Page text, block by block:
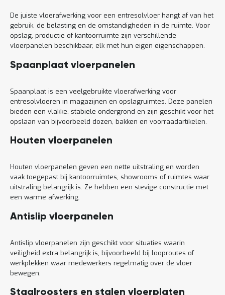
De juiste vloerafwerking voor een entresolvloer hangt af van het
gebruik, de belasting en de omstandigheden in de ruimte. Voor
opslag, productie of kantoorruimte zijn verschillende
vloerpanelen beschikbaar, elk met hun eigen eigenschappen.
Spaanplaat vloerpanelen
Spaanplaat is een veelgebruikte vloerafwerking voor
entresolvloeren in magazijnen en opslagruimtes. Deze panelen
bieden een vlakke, stabiele ondergrond en zijn geschikt voor het
opslaan van bijvoorbeeld dozen, bakken en voorraadartikelen.
Houten vloerpanelen
Houten vloerpanelen geven een nette uitstraling en worden
vaak toegepast bij kantoorruimtes, showrooms of ruimtes waar
uitstraling belangrijk is. Ze hebben een stevige constructie met
een warme afwerking.
Antislip vloerpanelen
Antislip vloerpanelen zijn geschikt voor situaties waarin
veiligheid extra belangrijk is, bijvoorbeeld bij looproutes of
werkplekken waar medewerkers regelmatig over de vloer
bewegen.
Staalroosters en stalen vloerplaten